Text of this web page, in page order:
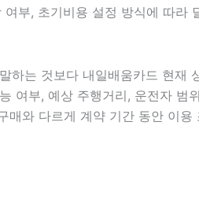
부, 초기비용 설정 방식에 따라
하는 것보다 내일배움카드 현
여부, 예상 주행거리, 운전자
와 다르게 계약 기간 동안 이